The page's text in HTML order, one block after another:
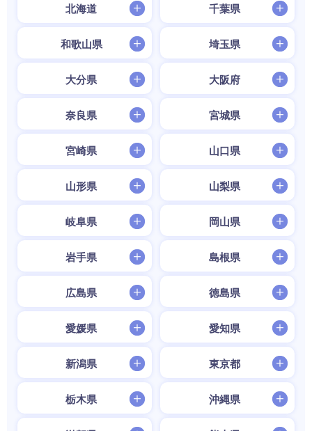
北海道 千葉県
和歌山県 埼玉県
大分県 大阪府
奈良県 宮城県
宮崎県 山口県
山形県 山梨県
岐阜県 岡山県
岩手県 島根県
広島県 徳島県
愛媛県 愛知県
新潟県 東京都
栃木県 沖縄県